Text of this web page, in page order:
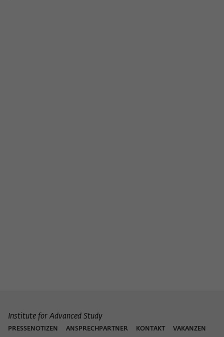
Institute for Advanced Study
PRESSENOTIZEN ANSPRECHPARTNER KONTAKT
VAKANZEN